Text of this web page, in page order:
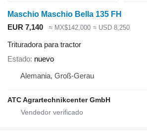
Maschio Maschio Bella 135 FH
EUR 7,140
≈ MX$142,000 ≈ USD 8,250
Trituradora para tractor
Estado nuevo
Alemania, Groß-Gerau
ATC Agrartechnikcenter GmbH